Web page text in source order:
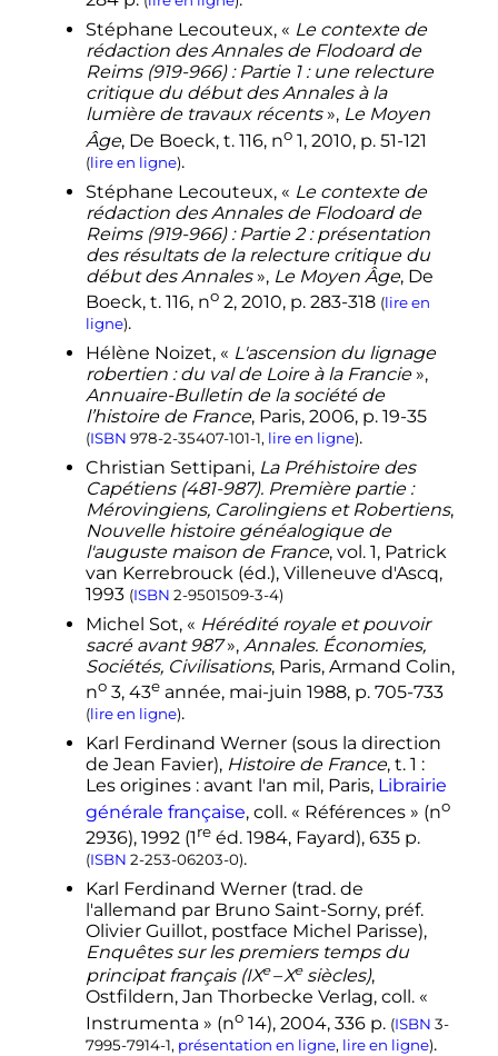
Stéphane Lecouteux, « Le contexte de
rédaction desAnnalesde Flodoard de
Reims (919-966) : Partie 1 : une relecture
critique du début desAnnalesà la
lumière de travaux récents», Le Moyen
Âge, De Boeck, t.116, no1, 2010, p.51-121
(lire en ligne).
Stéphane Lecouteux, « Le contexte de
rédaction des Annalesde Flodoard de
Reims (919-966) : Partie 2 : présentation
des résultats de la relecture critique du
début des Annales», Le Moyen Âge, De
Boeck, t.116, no2, 2010, p.283-318 (lire en
ligne).
Hélène Noizet, « L'ascension du lignage
robertien : du val de Loire à la Francie»,
Annuaire-Bulletin de la société de
l’histoire de France, Paris, 2006, p.19-35
(ISBN 978-2-35407-101-1, lire en ligne).
Christian Settipani, La Préhistoire des
Capétiens (481-987). Première partie :
Mérovingiens, Carolingiens et Robertiens,
Nouvelle histoire généalogique de
l'auguste maison de France, vol. 1, Patrick
van Kerrebrouck (éd.), Villeneuve d'Ascq,
1993 (ISBN 2-9501509-3-4)
Michel Sot, « Hérédité royale et pouvoir
sacré avant 987», Annales. Économies,
Sociétés, Civilisations, Paris, Armand Colin,
no3, 43eannée, mai-juin 1988, p.705-733
(lire en ligne).
Karl Ferdinand Werner(sous la direction
de Jean Favier), Histoire de France, t.1 :
Les origines : avant l'an mil , Paris, Librairie
générale française, coll.« Références » (no
2936), 1992(1re éd.1984, Fayard), 635 p.
(ISBN 2-253-06203-0).
Karl Ferdinand Werner(trad.de
l'allemand par Bruno Saint-Sorny, préf.
Olivier Guillot, postface Michel Parisse),
Enquêtes sur les premiers temps du
principat français (IXe–Xesiècles),
Ostfildern, Jan Thorbecke Verlag, coll.«
Instrumenta » (no14), 2004, 336 p. (ISBN 3-
7995-7914-1, présentation en ligne, lire en ligne).